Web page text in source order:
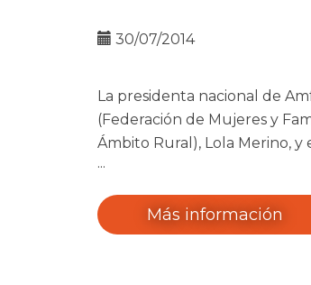
30/07/2014
La presidenta nacional de
(Federación de Mujeres y
Ámbito Rural), Lola Merino, y
de Membrilla, Manuel Borja,
Madrid con la ministra de
Isabel García Tejerina, para
Más información